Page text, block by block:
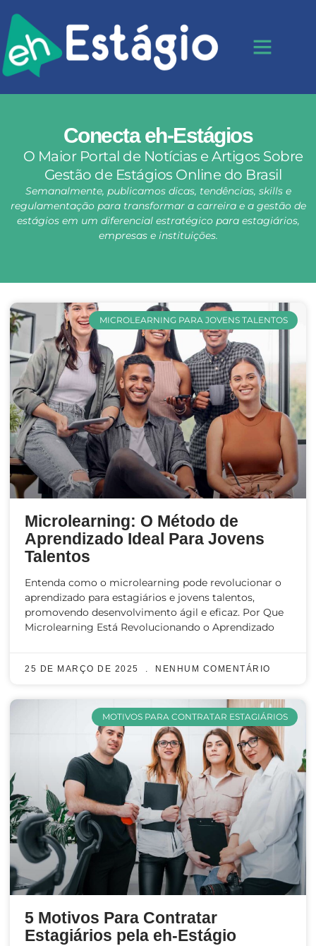
Conecta eh-Estágios
O Maior Portal de Notícias e Artigos Sobre
Gestão de Estágios Online do Brasil
Semanalmente, publicamos dicas, tendências, skills e
regulamentação para transformar a carreira e a gestão de
estágios em um diferencial estratégico para estagiários,
empresas e instituições.
MICROLEARNING PARA JOVENS TALENTOS
Microlearning: O Método de
Aprendizado Ideal Para Jovens
Talentos
Entenda como o microlearning pode revolucionar o
aprendizado para estagiários e jovens talentos,
promovendo desenvolvimento ágil e eficaz. Por Que
Microlearning Está Revolucionando o Aprendizado
25 DE MARÇO DE 2025 NENHUM COMENTÁRIO
MOTIVOS PARA CONTRATAR ESTAGIÁRIOS
5 Motivos Para Contratar
Estagiários pela eh-Estágio